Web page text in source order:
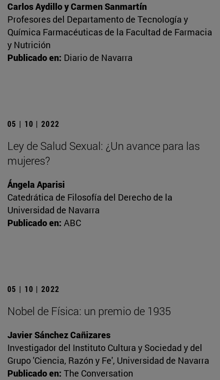
Carlos Aydillo y Carmen Sanmartín
Profesores del Departamento de Tecnología y
Química Farmacéuticas de la Facultad de Farmacia
y Nutrición
Publicado en: Diario de Navarra
05 | 10 | 2022
Ley de Salud Sexual: ¿Un avance para las
mujeres?
Ángela Aparisi
Catedrática de Filosofía del Derecho de la
Universidad de Navarra
Publicado en: ABC
05 | 10 | 2022
Nobel de Física: un premio de 1935
Javier Sánchez Cañizares
Investigador del Instituto Cultura y Sociedad y del
Grupo 'Ciencia, Razón y Fe', Universidad de Navarra
Publicado en: The Conversation